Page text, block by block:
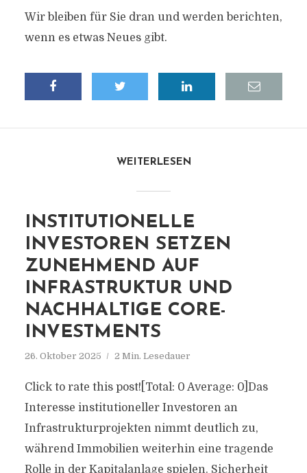
Wir bleiben für Sie dran und werden berichten,
wenn es etwas Neues gibt.
WEITERLESEN
INSTITUTIONELLE
INVESTOREN SETZEN
ZUNEHMEND AUF
INFRASTRUKTUR UND
NACHHALTIGE CORE-
INVESTMENTS
26. Oktober 2025 2 Min. Lesedauer
Click to rate this post![Total: 0 Average: 0]Das
Interesse institutioneller Investoren an
Infrastrukturprojekten nimmt deutlich zu,
während Immobilien weiterhin eine tragende
Rolle in der Kapitalanlage spielen. Sicherheit